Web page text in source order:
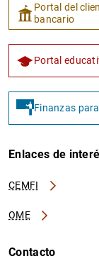
Portal del
bancario
Portal
Finanzas
Enlaces de
CEMFI
OME
Contacto